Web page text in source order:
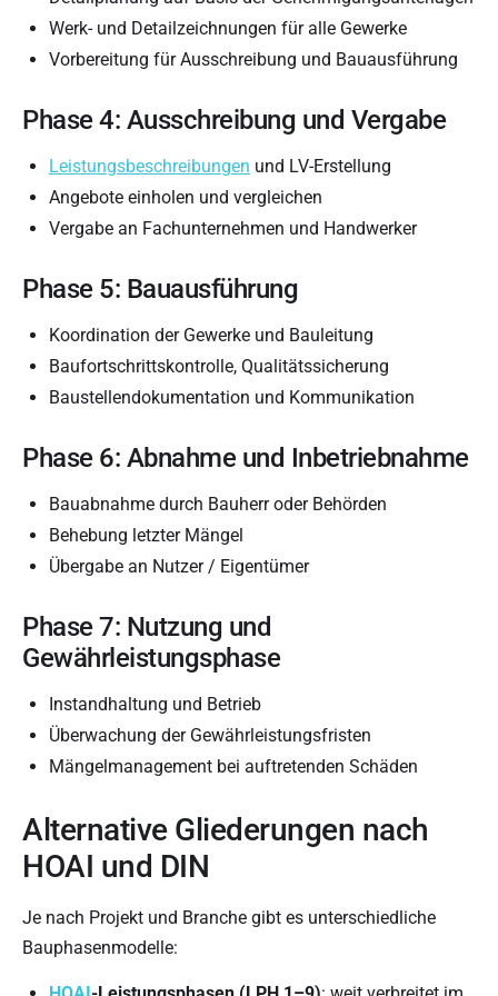
Werk- und Detailzeichnungen für alle Gewerke
Vorbereitung für Ausschreibung und Bauausführung
Phase 4: Ausschreibung und Vergabe
Leistungsbeschreibungen und LV-Erstellung
Angebote einholen und vergleichen
Vergabe an Fachunternehmen und Handwerker
Phase 5: Bauausführung
Koordination der Gewerke und Bauleitung
Baufortschrittskontrolle, Qualitätssicherung
Baustellendokumentation und Kommunikation
Phase 6: Abnahme und Inbetriebnahme
Bauabnahme durch Bauherr oder Behörden
Behebung letzter Mängel
Übergabe an Nutzer / Eigentümer
Phase 7: Nutzung und
Gewährleistungsphase
Instandhaltung und Betrieb
Überwachung der Gewährleistungsfristen
Mängelmanagement bei auftretenden Schäden
Alternative Gliederungen nach
HOAI und DIN
Je nach Projekt und Branche gibt es unterschiedliche
Bauphasenmodelle: